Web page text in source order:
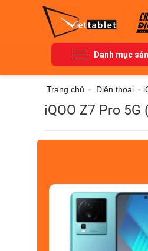
Danh mục
Trang chủ - Điện thoại -
iQOO Z7 Pro 5G